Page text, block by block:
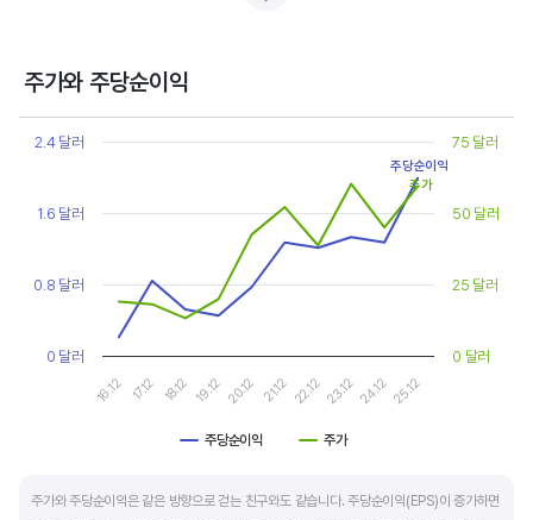
상대적으로 싸게 거래된다고 판단합니다.
순이익이 성장할때와 감소할때 주가수익배수는 다르게 평가받습니다. 순이익 성장률이
높으면 주가수익배수도 높게 평가 받습니다. 이는 순이익 성장률이 높으면 주가도 크게
상승한다는 뜻입니다.
10년 간 장기적인 주가수익배수의 움직임과 최고, 최저점을 확인한 후, 현재 시점
주가수익배수와 비교해 주가가 싼지 비싼지를 평가하는게 좋습니다. 일반적으로 장기적인
주가수익배수의 평균 정도에 있으면 매수를 검토하고, 역사적인 최고점 수준에 있다면
이익이 더 성장할 수 있을지 더 꼼꼼히 살피고 유의해야 합니다.
주가와 주당순이익
Chart
Line chart with 2 lines.
The chart has 1 X axis displaying categories.
The chart has 2 Y axes displaying values, and values.
주당순이익 주가
16.12 17.12 18.12 19.12 20.12 21.12 22.12 23.12 24.12 25.12
0 달러
0.8 달러
1.6 달러
2.4 달러
0 달러
25 달러
50 달러
75 달러
주당순이익
주가
주가와 주당순이익은 같은 방향으로 걷는 친구와도 같습니다. 주당순이익(EPS)이 증가하면